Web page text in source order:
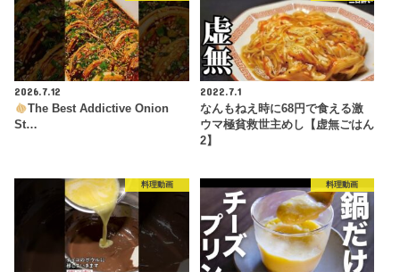
2026.7.12
The Best Addictive Onion
St…
2022.7.1
なんもねえ時に68円で食える激
ウマ極貧救世主めし【虚無ごはん
2】
料理動画 料理動画